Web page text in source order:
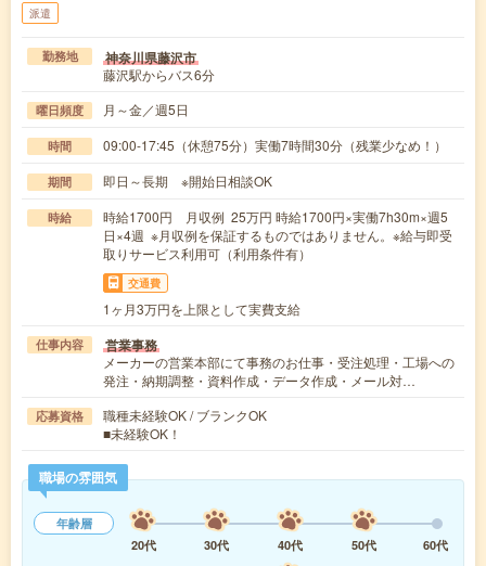
派遣
勤務地 神奈川県藤沢市
藤沢駅からバス6分
曜日頻度 月～金／週5日
時間 09:00-17:45（休憩75分）実働7時間30分（残業少なめ！）
期間 即日～長期 ※開始日相談OK
時給
時給1700円 月収例 25万円 時給1700円×実働7h30m×週5
日×4週 ※月収例を保証するものではありません。※給与即受
取りサービス利用可（利用条件有）
交通費
1ヶ月3万円を上限として実費支給
仕事内容 営業事務
メーカーの営業本部にて事務のお仕事・受注処理・工場への
発注・納期調整・資料作成・データ作成・メール対…
応募資格
職種未経験OK / ブランクOK
■未経験OK！
職場の雰囲気
年齢層
20代
30代 40代 50代 60代